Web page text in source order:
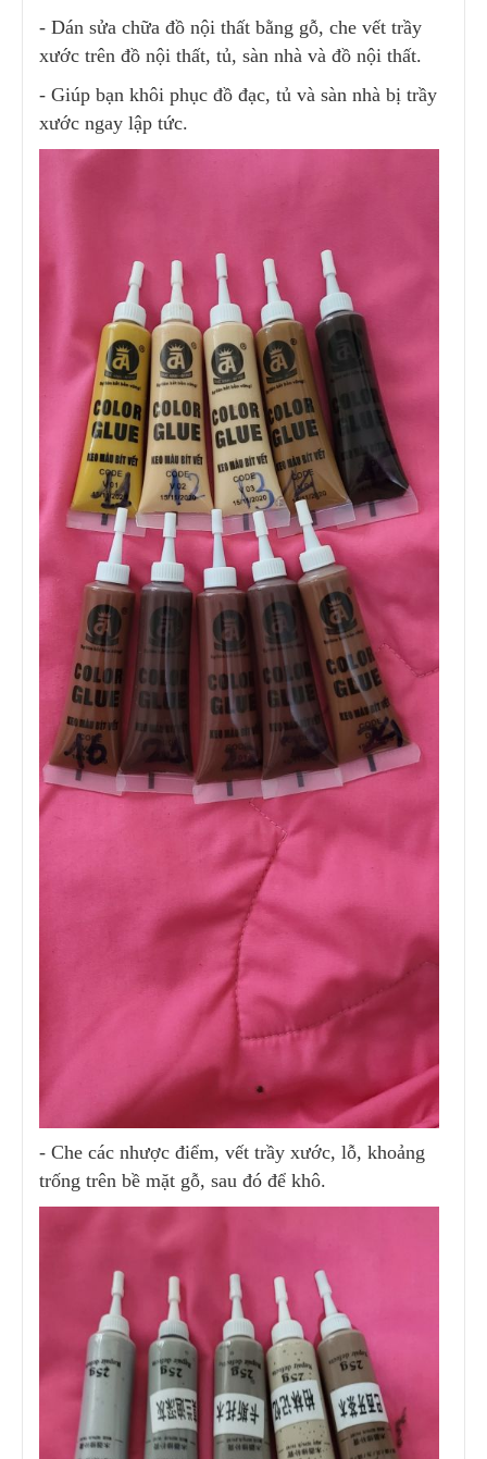
- Dán sửa chữa đồ nội thất bằng gỗ, che vết trầy
xước trên đồ nội thất, tủ, sàn nhà và đồ nội thất.
- Giúp bạn khôi phục đồ đạc, tủ và sàn nhà bị trầy
xước ngay lập tức.
- Che các nhược điểm, vết trầy xước, lỗ, khoảng
trống trên bề mặt gỗ, sau đó để khô.